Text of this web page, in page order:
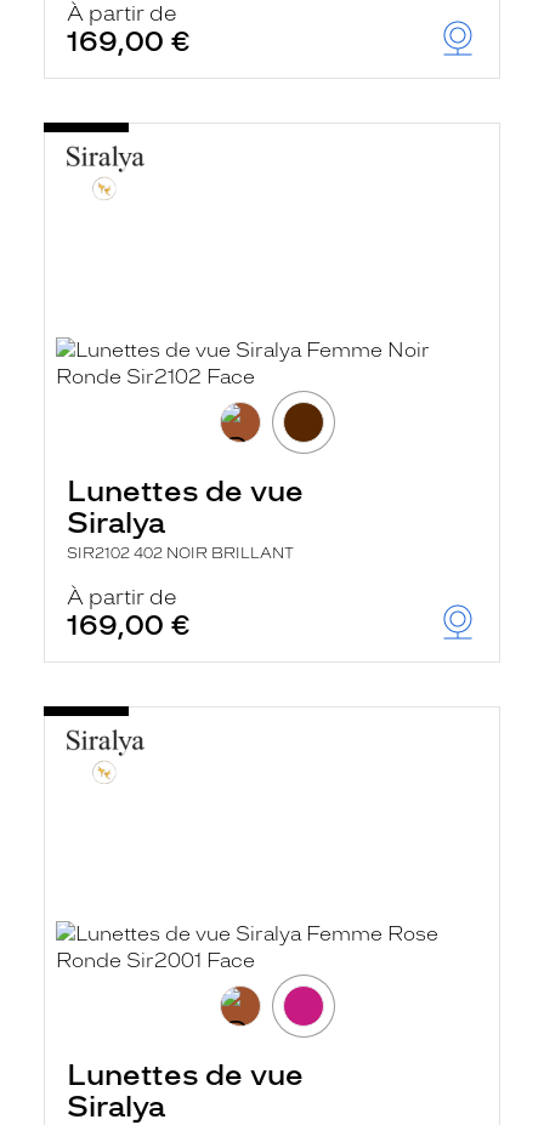
À partir de
169,00 €
Lunettes de vue
Siralya
SIR2102 402 NOIR BRILLANT
À partir de
169,00 €
Lunettes de vue
Siralya